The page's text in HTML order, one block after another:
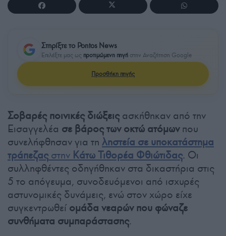
Στηρίξτε το Pontos News
Επιλέξτε μας ως προτιμώμενη πηγή στην Αναζήτηση Google
Προσθήκη πηγής
Σοβαρές ποινικές διώξειςασκήθηκαν από την
Εισαγγελέα σε βάρος των οκτώ ατόμωνπου
συνελήφθησαν για τη ληστεία σε υποκατάστημα
τράπεζας στην Κάτω Τιθορέα Φθιώτιδας. Οι
συλληφθέντες οδηγήθηκαν στα δικαστήρια στις
5 το απόγευμα, συνοδευόμενοι από ισχυρές
αστυνομικές δυνάμεις, ενώ στον χώρο είχε
συγκεντρωθεί ομάδα νεαρών που φώναζε
συνθήματα συμπαράστασης.